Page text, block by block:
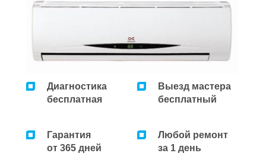
Диагностика
бесплатная
Выезд мастера
бесплатный
Гарантия
от 365 дней
Любой ремонт
за 1 день